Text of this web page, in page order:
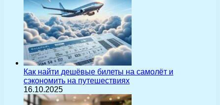
Как найти дешёвые билеты на самолёт и
сэкономить на путешествиях
16.10.2025